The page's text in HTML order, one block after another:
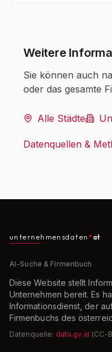
Weitere
Sie können auch
oder das gesamte
Alle Städte
Datenquellen &
unternehmensdaten at
AI-Suche & Firmenbuch
Diese Website stellt
Unternehmen bereit. Es
Informationsdienst, der
Firmenbuchs des
Datenquelle: data.gv.at (CC-